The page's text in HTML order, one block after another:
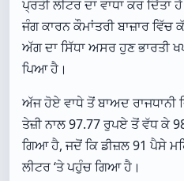
ਪ੍ਰਤੀ ਲੀਟਰ ਦਾ ਵਾਧਾ ਕਰ
ਜੰਗ ਕਾਰਨ ਕੌਮਾਂਤਰੀ ਬਾਜ਼ਾਰ
ਅੱਗ ਦਾ ਸਿੱਧਾ ਅਸਰ ਹੁਣ ਭਾਰਤੀ
ਪਿਆ ਹੈ।
ਅੱਜ ਹੋਏ ਵਾਧੇ ਤੋਂ ਬਾਅਦ ਰਾਜਧਾਨੀ
ਤੇਜ਼ੀ ਨਾਲ 97.77 ਰੁਪਏ ਤੋਂ ਵੱਧ ਕੇ
ਗਿਆ ਹੈ, ਜਦੋਂ ਕਿ ਡੀਜ਼ਲ 91 ਪੈਸੇ
ਲੀਟਰ ‘ਤੇ ਪਹੁੰਚ ਗਿਆ ਹੈ।